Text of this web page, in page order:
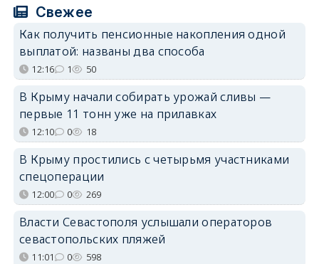
Свежее
Как получить пенсионные накопления одной
выплатой: названы два способа
12:16 1 50
В Крыму начали собирать урожай сливы —
первые 11 тонн уже на прилавках
12:10 0 18
В Крыму простились с четырьмя участниками
спецоперации
12:00 0 269
Власти Севастополя услышали операторов
севастопольских пляжей
11:01 0 598